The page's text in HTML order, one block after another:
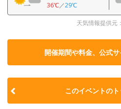
36℃／29℃
天気情報提供元
開催期間や料金、公式
このイベントの